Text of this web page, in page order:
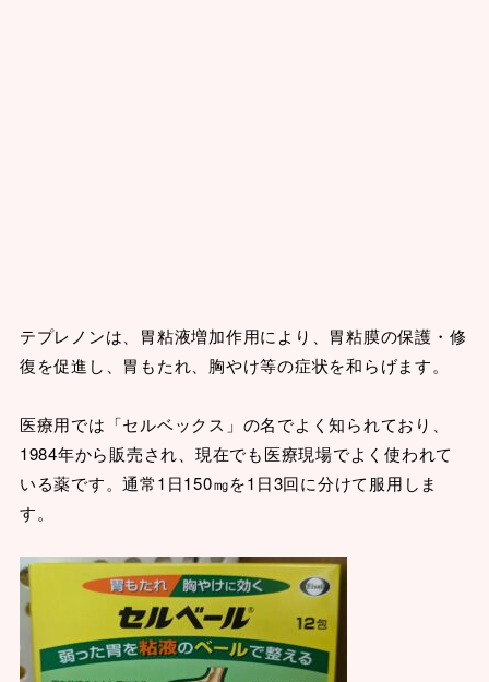
テプレノンは、胃粘液増加作用により、胃粘膜の保護・修
復を促進し、胃もたれ、胸やけ等の症状を和らげます。
医療用では「セルベックス」の名でよく知られており、
1984年から販売され、現在でも医療現場でよく使われて
いる薬です。通常1日150㎎を1日3回に分けて服用しま
す。